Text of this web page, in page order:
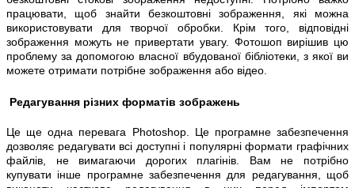
працювати, щоб знайти безкоштовні зображення, які можна
використовувати для творчої обробки. Крім того, відповідні
зображення можуть не привертати увагу. Фотошоп вирішив цю
проблему за допомогою власної вбудованої бібліотеки, з якої ви
можете отримати потрібне зображення або відео.
Редагування різних форматів зображень
Це ще одна перевага Photoshop. Це програмне забезпечення
дозволяє редагувати всі доступні і популярні формати графічних
файлів, не вимагаючи дорогих плагінів. Вам не потрібно
купувати інше програмне забезпечення для редагування, щоб